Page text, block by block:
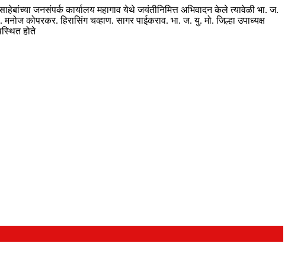
जनसंपर्क कार्यालय महागाव येथे जयंतीनिमित्त अभिवादन केले त्यावेळी भा. ज.
कोपरकर. हिरासिंग चव्हाण. सागर पाईकराव. भा. ज. यु. मो. जिल्हा उपाध्यक्ष
होते